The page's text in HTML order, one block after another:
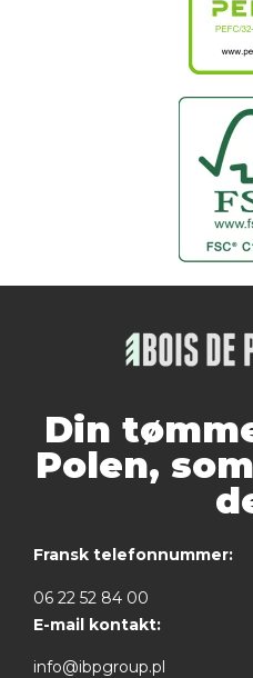
Din
Polen,
Fransk telefonnummer:
06 22 52 84 00
E-mail kontakt:
info@ibpgroup.pl